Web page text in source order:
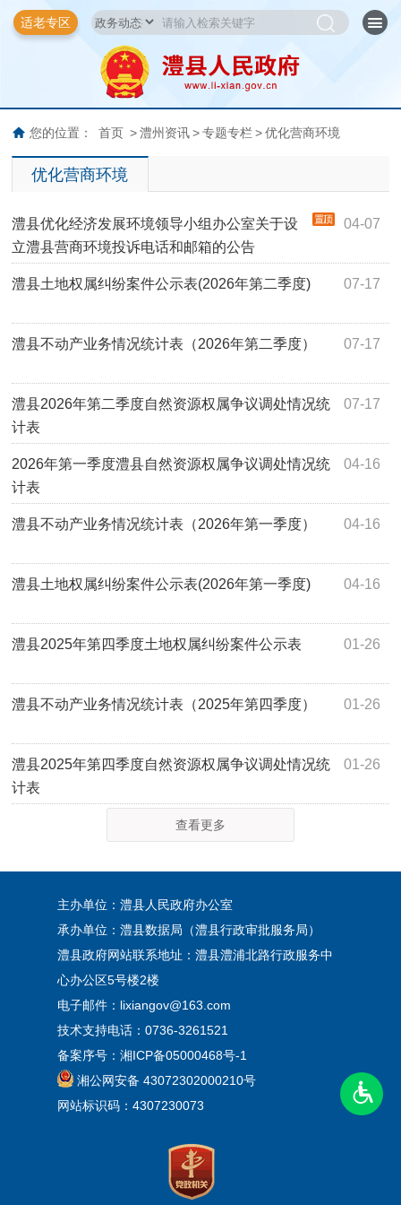
适老专区
您的位置： 首页 > 澧州资讯 > 专题专栏 > 优化营商环境
优化营商环境
04-07
澧县优化经济发展环境领导小组办公室关于设
立澧县营商环境投诉电话和邮箱的公告
07-17
澧县土地权属纠纷案件公示表(2026年第二季度)
07-17
澧县不动产业务情况统计表（2026年第二季度）
07-17
澧县2026年第二季度自然资源权属争议调处情况统
计表
04-16
2026年第一季度澧县自然资源权属争议调处情况统
计表
04-16
澧县不动产业务情况统计表（2026年第一季度）
04-16
澧县土地权属纠纷案件公示表(2026年第一季度)
01-26
澧县2025年第四季度土地权属纠纷案件公示表
01-26
澧县不动产业务情况统计表（2025年第四季度）
01-26
澧县2025年第四季度自然资源权属争议调处情况统
计表
查看更多
主办单位：澧县人民政府办公室
承办单位：澧县数据局（澧县行政审批服务局）
澧县政府网站联系地址：澧县澧浦北路行政服务中
心办公区5号楼2楼
电子邮件：lixiangov@163.com
技术支持电话：0736-3261521
备案序号： 湘ICP备05000468号-1
湘公网安备 43072302000210号
网站标识码：4307230073